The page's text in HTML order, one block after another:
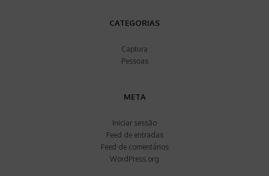
CATEGORIAS
Captura
Pessoas
META
Iniciar sessão
Feed de entradas
Feed de comentários
WordPress.org